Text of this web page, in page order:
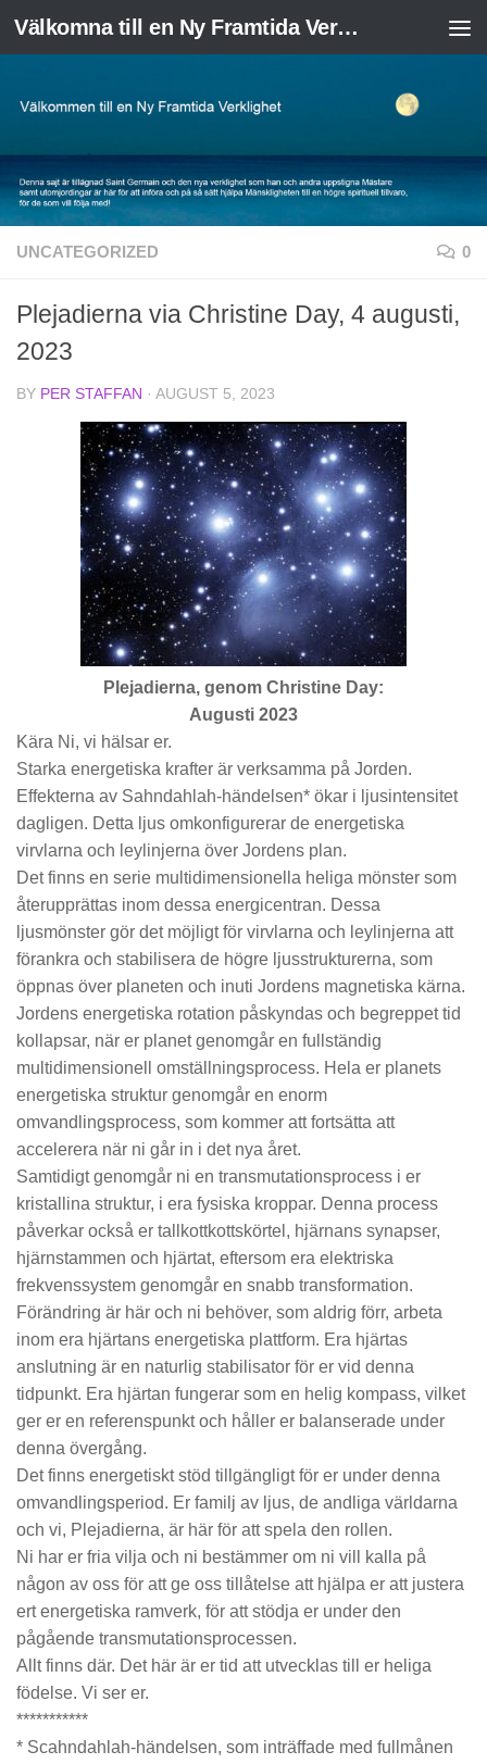
Skip to content Välkomna till en Ny Framtida Verklighet
UNCATEGORIZED 0
Plejadierna via Christine Day, 4 augusti,
2023
BY PER STAFFAN · AUGUST 5, 2023
Plejadierna, genom Christine Day:
Augusti 2023
Kära Ni, vi hälsar er.
Starka energetiska krafter är verksamma på Jorden.
Effekterna av Sahndahlah-händelsen* ökar i ljusintensitet
dagligen. Detta ljus omkonfigurerar de energetiska
virvlarna och leylinjerna över Jordens plan.
Det finns en serie multidimensionella heliga mönster som
återupprättas inom dessa energicentran. Dessa
ljusmönster gör det möjligt för virvlarna och leylinjerna att
förankra och stabilisera de högre ljusstrukturerna, som
öppnas över planeten och inuti Jordens magnetiska kärna.
Jordens energetiska rotation påskyndas och begreppet tid
kollapsar, när er planet genomgår en fullständig
multidimensionell omställningsprocess. Hela er planets
energetiska struktur genomgår en enorm
omvandlingsprocess, som kommer att fortsätta att
accelerera när ni går in i det nya året.
Samtidigt genomgår ni en transmutationsprocess i er
kristallina struktur, i era fysiska kroppar. Denna process
påverkar också er tallkottkottskörtel, hjärnans synapser,
hjärnstammen och hjärtat, eftersom era elektriska
frekvenssystem genomgår en snabb transformation.
Förändring är här och ni behöver, som aldrig förr, arbeta
inom era hjärtans energetiska plattform. Era hjärtas
anslutning är en naturlig stabilisator för er vid denna
tidpunkt. Era hjärtan fungerar som en helig kompass, vilket
ger er en referenspunkt och håller er balanserade under
denna övergång.
Det finns energetiskt stöd tillgängligt för er under denna
omvandlingsperiod. Er familj av ljus, de andliga världarna
och vi, Plejadierna, är här för att spela den rollen.
Ni har er fria vilja och ni bestämmer om ni vill kalla på
någon av oss för att ge oss tillåtelse att hjälpa er att justera
ert energetiska ramverk, för att stödja er under den
pågående transmutationsprocessen.
Allt finns där. Det här är er tid att utvecklas till er heliga
födelse. Vi ser er.
***********
* Scahndahlah-händelsen, som inträffade med fullmånen